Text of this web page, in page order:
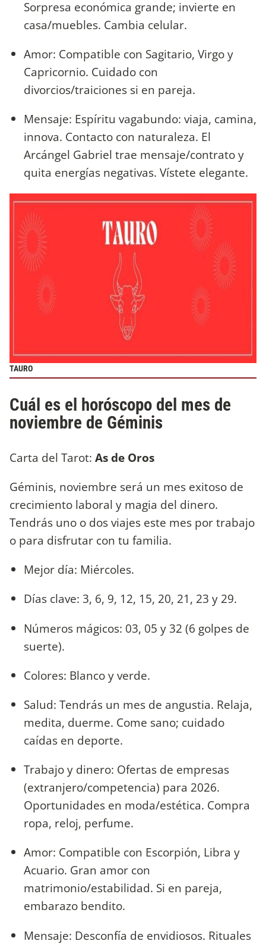
Sorpresa económica grande; invierte en
casa/muebles. Cambia celular.
Amor: Compatible con Sagitario, Virgo y
Capricornio. Cuidado con
divorcios/traiciones si en pareja.
Mensaje: Espíritu vagabundo: viaja, camina,
innova. Contacto con naturaleza. El
Arcángel Gabriel trae mensaje/contrato y
quita energías negativas. Vístete elegante.
TAURO
Cuál es el horóscopo del mes de
noviembre de Géminis
Carta del Tarot: As de Oros
Géminis, noviembre será un mes exitoso de
crecimiento laboral y magia del dinero.
Tendrás uno o dos viajes este mes por trabajo
o para disfrutar con tu familia.
Mejor día: Miércoles.
Días clave: 3, 6, 9, 12, 15, 20, 21, 23 y 29.
Números mágicos: 03, 05 y 32 (6 golpes de
suerte).
Colores: Blanco y verde.
Salud: Tendrás un mes de angustia. Relaja,
medita, duerme. Come sano; cuidado
caídas en deporte.
Trabajo y dinero: Ofertas de empresas
(extranjero/competencia) para 2026.
Oportunidades en moda/estética. Compra
ropa, reloj, perfume.
Amor: Compatible con Escorpión, Libra y
Acuario. Gran amor con
matrimonio/estabilidad. Si en pareja,
embarazo bendito.
Mensaje: Desconfía de envidiosos. Rituales